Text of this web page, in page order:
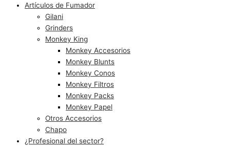
Artículos de Fumador
Gilani
Grinders
Monkey King
Monkey Accesorios
Monkey Blunts
Monkey Conos
Monkey Filtros
Monkey Packs
Monkey Papel
Otros Accesorios
Chapo
¿Profesional del sector?